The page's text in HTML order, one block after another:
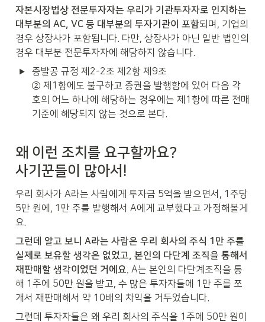
자본시장법상 전문투자자는 우리가 기관투자자로 인지하는
대부분의 AC, VC 등 대부분의 투자기관이 포함되며, 기업의
경우 상장사가 포함됩니다. 다만, 상장사가 아닌 일반 법인의
경우 대부분 전문투자자에 해당하지 않습니다.
증발공 규정 제2-2조 제2항 제9조
② 제1항에도 불구하고 증권을 발행함에 있어 다음 각
호의 어느 하나에 해당하는 경우에는 제1항에 따른 전매
기준에 해당되지 않는 것으로 본다.
왜 이런 조치를 요구할까요?
사기꾼들이 많아서!
우리 회사가 A라는 사람에게 투자금 5억을 받으면서, 1주당
5만 원에, 1만 주를 발행해서 A에게 교부했다고 가정해볼게
요.
그런데 알고 보니 A라는 사람은 우리 회사의 주식 1만 주를
실제로 보유할 생각은 없었고, 본인의 다단계 조직을 통해서
재판매할 생각이었던 거에요. A는 본인의 다단계조직을 통
해 1주에 50만 원을 받고, 수 많은 투자자들에 1만 주를 쪼
개서 재판매해서 약 10배의 차익을 거두었습니다.
그런데 투자자들은 왜 우리 회사의 주식을 1주에 50만 원이